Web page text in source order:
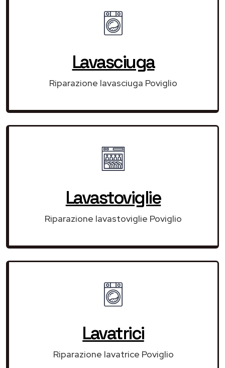
Lavasciuga
Riparazione lavasciuga Poviglio
Lavastoviglie
Riparazione lavastoviglie Poviglio
Lavatrici
Riparazione lavatrice Poviglio